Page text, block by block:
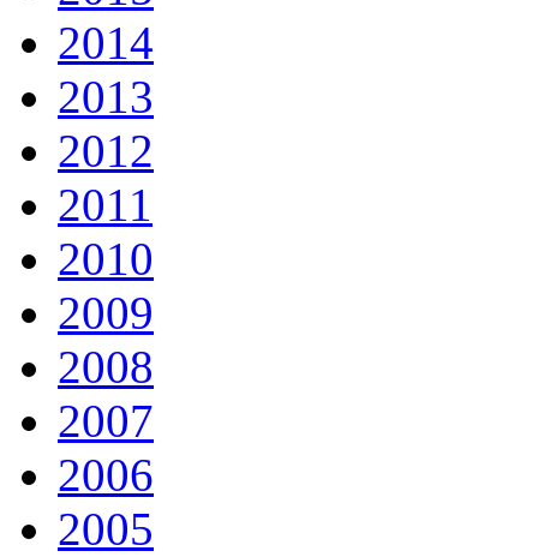
2014
2013
2012
2011
2010
2009
2008
2007
2006
2005